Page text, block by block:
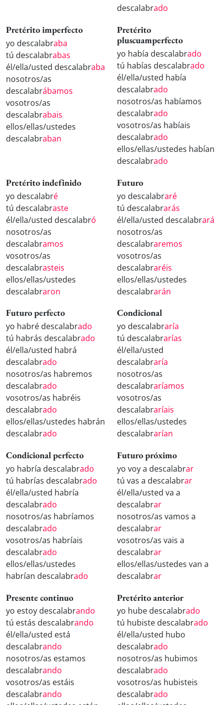
descalabrado
Pretérito imperfecto
yo descalabraba
tú descalabrabas
él/ella/usted descalabraba
nosotros/as
descalabrábamos
vosotros/as
descalabrabais
ellos/ellas/ustedes
descalabraban
Pretérito
pluscuamperfecto
yo había descalabrado
tú habías descalabrado
él/ella/usted había
descalabrado
nosotros/as habíamos
descalabrado
vosotros/as habíais
descalabrado
ellos/ellas/ustedes habían
descalabrado
Pretérito indefinido
yo descalabré
tú descalabraste
él/ella/usted descalabró
nosotros/as
descalabramos
vosotros/as
descalabrasteis
ellos/ellas/ustedes
descalabraron
Futuro
yo descalabraré
tú descalabrarás
él/ella/usted descalabrará
nosotros/as
descalabraremos
vosotros/as
descalabraréis
ellos/ellas/ustedes
descalabrarán
Futuro perfecto
yo habré descalabrado
tú habrás descalabrado
él/ella/usted habrá
descalabrado
nosotros/as habremos
descalabrado
vosotros/as habréis
descalabrado
ellos/ellas/ustedes habrán
descalabrado
Condicional
yo descalabraría
tú descalabrarías
él/ella/usted
descalabraría
nosotros/as
descalabraríamos
vosotros/as
descalabraríais
ellos/ellas/ustedes
descalabrarían
Condicional perfecto
yo habría descalabrado
tú habrías descalabrado
él/ella/usted habría
descalabrado
nosotros/as habríamos
descalabrado
vosotros/as habríais
descalabrado
ellos/ellas/ustedes
habrían descalabrado
Futuro próximo
yo voy a descalabrar
tú vas a descalabrar
él/ella/usted va a
descalabrar
nosotros/as vamos a
descalabrar
vosotros/as vais a
descalabrar
ellos/ellas/ustedes van a
descalabrar
Presente continuo
yo estoy descalabrando
tú estás descalabrando
él/ella/usted está
descalabrando
nosotros/as estamos
descalabrando
vosotros/as estáis
descalabrando
Pretérito anterior
yo hube descalabrado
tú hubiste descalabrado
él/ella/usted hubo
descalabrado
nosotros/as hubimos
descalabrado
vosotros/as hubisteis
descalabrado